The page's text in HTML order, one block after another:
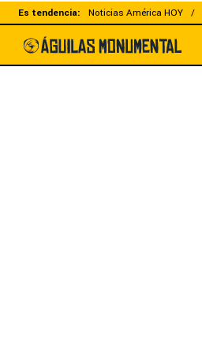
Es tendencia: Noticias América HOY